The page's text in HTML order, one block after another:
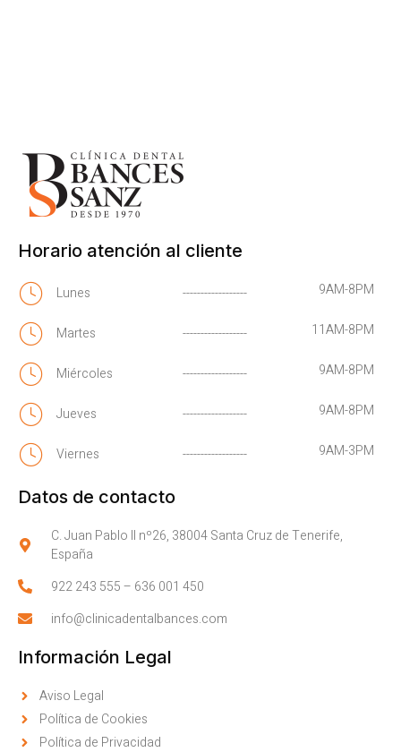
Horario atención al cliente
Lunes ------------------ 9AM-8PM
Martes ------------------ 11AM-8PM
Miércoles ------------------ 9AM-8PM
Jueves ------------------ 9AM-8PM
Viernes ------------------ 9AM-3PM
Datos de contacto
C. Juan Pablo II nº26, 38004 Santa Cruz de Tenerife,
España
922 243 555– 636 001 450
info@clinicadentalbances.com
Información Legal
Aviso Legal
Política de Cookies
Política de Privacidad